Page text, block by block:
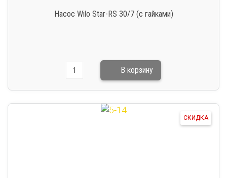
Насос Wilo Star-RS 30/7 (с гайками)
СКИДКА